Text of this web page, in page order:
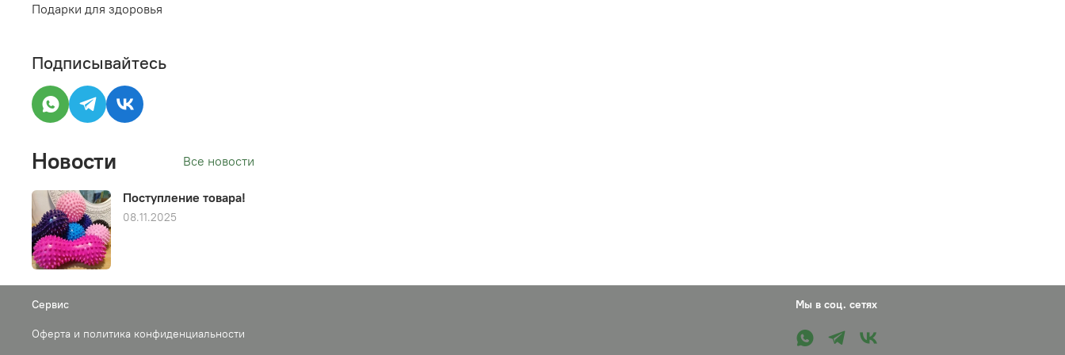
Подарки для здоровья
Подписывайтесь
Новости Все новости
Поступление товара!
08.11.2025
Сервис
Оферта и политика конфиденциальности
Мы в соц. сетях